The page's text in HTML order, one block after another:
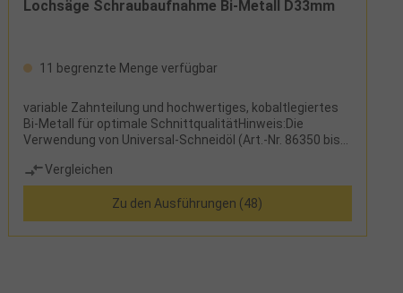
Lochsäge Schraubaufnahme Bi-Metall D33mm
11 begrenzte Menge verfügbar
variable Zahnteilung und hochwertiges, kobaltlegiertes
Bi-Metall für optimale SchnittqualitätHinweis:Die
Verwendung von Universal-Schneidöl (Art.-Nr. 86350 bis
ein Vielfaches.
Vergleichen
Zu den Ausführungen (48)